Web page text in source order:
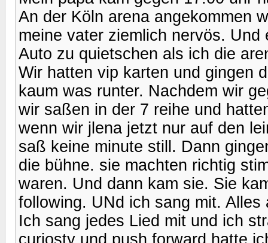
An der Köln arena angekommen
meine vater ziemlich nervös.
Auto zu quietschen als ich die
Wir hatten vip karten und gingen
kaum was runter. Nachdem wir
wir saßen in der 7 reihe und
wenn wir jlena jetzt nur auf den
saß keine minute still. Dann
die bühne. sie machten richtig
waren. Und dann kam sie. Sie
following. UNd ich sang mit.
Ich sang jedes Lied mit und ich
curiosty und push forward hatte